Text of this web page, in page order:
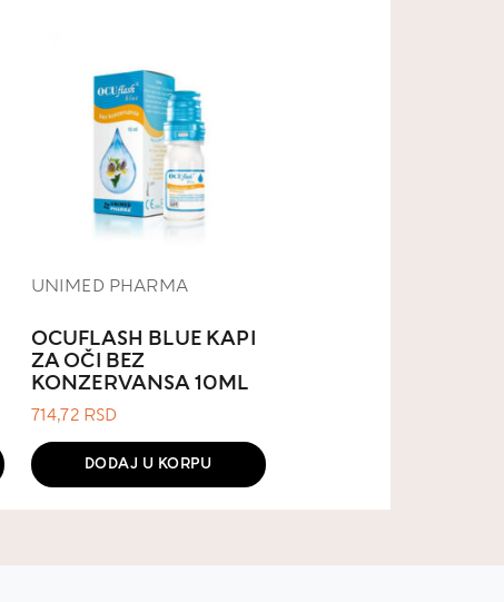
UNIMED PHARMA
OCUFLASH BLUE KAPI
ZA OČI BEZ
KONZERVANSA 10ML
714,72 RSD
DODAJ U KORPU